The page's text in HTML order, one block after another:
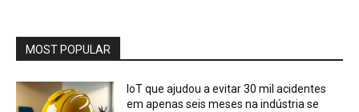
MOST POPULAR
IoT que ajudou a evitar 30 mil acidentes
em apenas seis meses na indústria se